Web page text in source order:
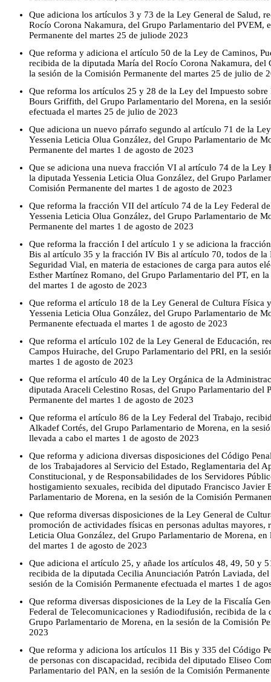
Que adiciona los artículos 3 y 73 de la Ley General de Salud,
Rocío Corona Nakamura, del Grupo Parlamentario del PVEM,
Permanente del martes 25 de juliode 2023
Que reforma y adiciona el artículo 50 de la Ley de Caminos,
recibida de la diputada María del Rocío Corona Nakamura, del
la sesión de la Comisión Permanente del martes 25 de julio de
Que reforma los artículos 25 y 28 de la Ley del Impuesto
Bours Griffith, del Grupo Parlamentario del Morena, en la
efectuada el martes 25 de julio de 2023
Que adiciona un nuevo párrafo segundo al artículo 71 de la
Yessenia Leticia Olua González, del Grupo Parlamentario de
Permanente del martes 1 de agosto de 2023
Que se adiciona una nueva fracción VI al artículo 74 de la Ley
la diputada Yessenia Leticia Olua González, del Grupo
Comisión Permanente del martes 1 de agosto de 2023
Que reforma la fracción VII del artículo 74 de la Ley Federal
Yessenia Leticia Olua González, del Grupo Parlamentario de
Permanente del martes 1 de agosto de 2023
Que reforma la fracción I del artículo 1 y se adiciona la
Bis al artículo 35 y la fracción IV Bis al artículo 70, todos de
Seguridad Vial, en materia de estaciones de carga para autos
Esther Martínez Romano, del Grupo Parlamentario del PT, en
del martes 1 de agosto de 2023
Que reforma el artículo 18 de la Ley General de Cultura Física
Yessenia Leticia Olua González, del Grupo Parlamentario de
Permanente efectuada el martes 1 de agosto de 2023
Que reforma el artículo 102 de la Ley General de Educación,
Campos Huirache, del Grupo Parlamentario del PRI, en la
martes 1 de agosto de 2023
Que reforma el artículo 40 de la Ley Orgánica de la
diputada Araceli Celestino Rosas, del Grupo Parlamentario del
Permanente del martes 1 de agosto de 2023
Que reforma el artículo 86 de la Ley Federal del Trabajo,
Alkadef Cortés, del Grupo Parlamentario de Morena, en la
llevada a cabo el martes 1 de agosto de 2023
Que reforma y adiciona diversas disposiciones del Código
de los Trabajadores al Servicio del Estado, Reglamentaria del
Constitucional, y de Responsabilidades de los Servidores
hostigamiento sexuales, recibida del diputado Francisco Javier
Parlamentario de Morena, en la sesión de la Comisión
Que reforma diversas disposiciones de la Ley General de
promoción de actividades físicas en personas adultas mayores,
Leticia Olua González, del Grupo Parlamentario de Morena, en
del martes 1 de agosto de 2023
Que adiciona el artículo 25, y añade los artículos 48, 49, 50 y
recibida de la diputada Cecilia Anunciación Patrón Laviada,
sesión de la Comisión Permanente efectuada el martes 1 de
Que reforma diversas disposiciones de la Ley de la Fiscalía
Federal de Telecomunicaciones y Radiodifusión, recibida de la
Grupo Parlamentario de Morena, en la sesión de la Comisión
2023
Que reforma y adiciona los artículos 11 Bis y 335 del Código
de personas con discapacidad, recibida del diputado Eliseo
Parlamentario del PAN, en la sesión de la Comisión